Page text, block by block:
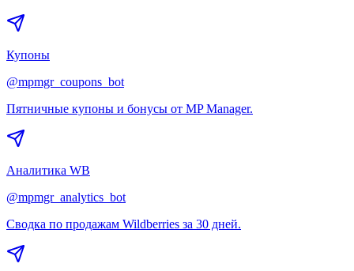
Купоны
@mpmgr_coupons_bot
Пятничные купоны и бонусы от MP Manager.
Аналитика WB
@mpmgr_analytics_bot
Сводка по продажам Wildberries за 30 дней.